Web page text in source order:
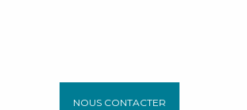
NOUS CONTACTER